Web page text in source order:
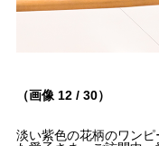
（画像 12 / 30）
淡い紫色の花柄のワン